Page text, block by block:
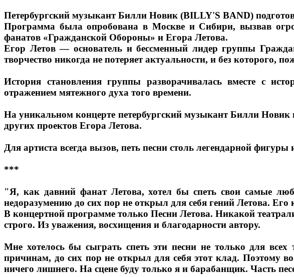
Петербургский музыкант Билли Новик (BILLY'S BAND)
Программа была опробована в Москве и Сибири, вызвав
фанатов «Гражданской Обороны» и Егора Летова.
Егор Летов — основатель и бессменный лидер группы
творчество никогда не потеряет актуальности, и без которого,
История становления группы разворачивалась вместе с
отражением мятежного духа того времени.
На уникальном концерте петербургский музыкант Билли
других проектов Егора Летова.
Для артиста всегда вызов, петь песни столь легендарной фигуры
***
"Я, как давний фанат Летова, хотел бы спеть свои самые
недоразумению до сих пор не открыл для себя гений Летова.
В концертной программе только Песни Летова. Никакой
строго. Из уважения, восхищения и благодарности автору.
Мне хотелось бы сыграть спеть эти песни не только для
причинам, до сих пор не открыл для себя этот клад. Поэтому
ничего лишнего. На сцене буду только я и барабанщик. Часть